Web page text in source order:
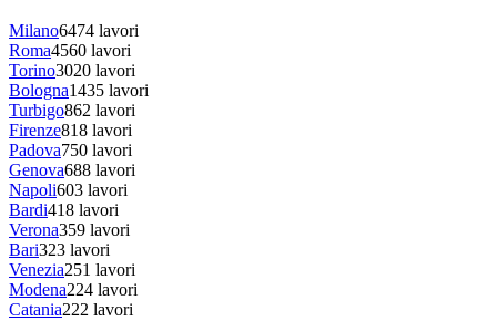
Milano6474 lavori
Roma4560 lavori
Torino3020 lavori
Bologna1435 lavori
Turbigo862 lavori
Firenze818 lavori
Padova750 lavori
Genova688 lavori
Napoli603 lavori
Bardi418 lavori
Verona359 lavori
Bari323 lavori
Venezia251 lavori
Modena224 lavori
Catania222 lavori